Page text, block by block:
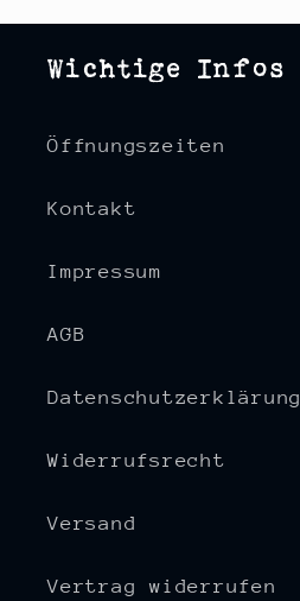
Wichtige Infos
Öffnungszeiten
Kontakt
Impressum
AGB
Datenschutzerklärung
Widerrufsrecht
Versand
Vertrag widerrufen